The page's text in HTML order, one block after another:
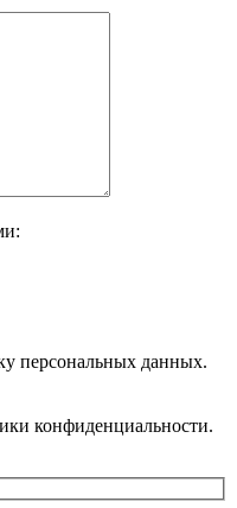
персональных данных.
конфиденциальности.